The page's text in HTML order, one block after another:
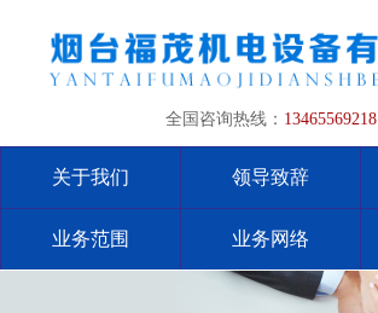
全国咨询热线： 13465569218
关于我们 领导致辞
业务范围 业务网络